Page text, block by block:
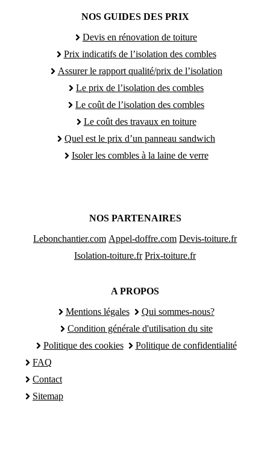
NOS GUIDES DES PRIX
Devis en rénovation de toiture
Prix indicatifs de l’isolation des combles
Assurer le rapport qualité/prix de l’isolation
Le prix de l’isolation des combles
Le coût de l’isolation des combles
Le coût des travaux en toiture
Quel est le prix d’un panneau sandwich
Isoler les combles à la laine de verre
NOS PARTENAIRES
Lebonchantier.com Appel-doffre.com Devis-toiture.fr
Isolation-toiture.fr Prix-toiture.fr
A PROPOS
Mentions légales
Qui sommes-nous?
Condition générale d'utilisation du site
Politique des cookies
Politique de confidentialité
FAQ
Contact
Sitemap